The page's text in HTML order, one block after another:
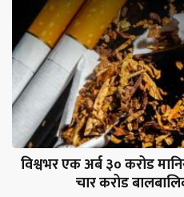
विश्वभर एक अर्ब ३० करोड
चार करोड